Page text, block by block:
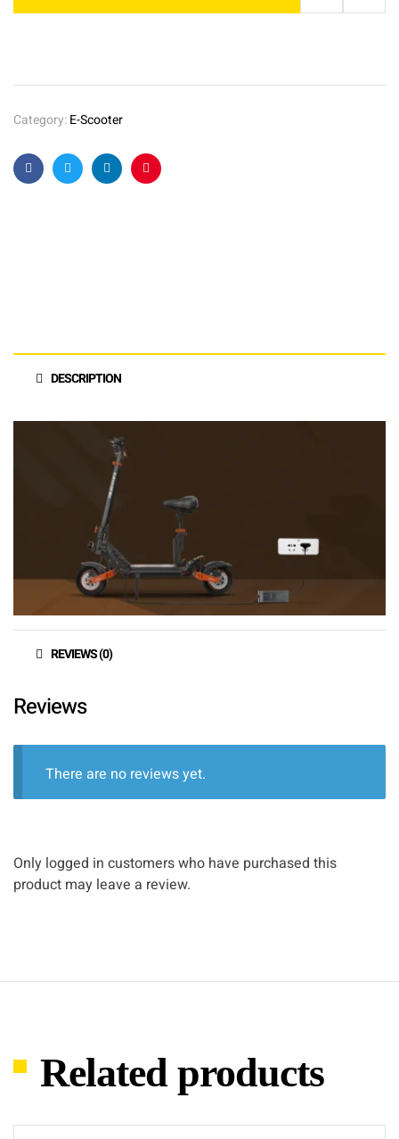
Category:E-Scooter
FacebookTwitterLinkedinPinterest
DESCRIPTION
REVIEWS (0)
Reviews
There are no reviews yet.
Only logged in customers who have purchased this
product may leave a review.
Related products